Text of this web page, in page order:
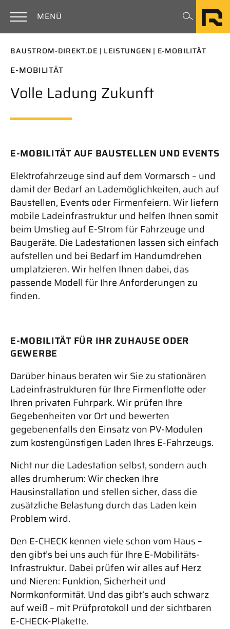
MENÜ
BAUSTROM-DIREKT.DE LEISTUNGEN E-MOBILITÄT
E-MOBILITÄT
Volle Ladung Zukunft
E-MOBILITÄT AUF BAUSTELLEN UND EVENTS
Elektrofahrzeuge sind auf dem Vormarsch – und
damit der Bedarf an Lademöglichkeiten, auch auf
Baustellen, Events oder Firmenfeiern. Wir liefern
mobile Ladeinfrastruktur und helfen Ihnen somit
beim Umstieg auf E-Strom für Fahrzeuge und
Baugeräte. Die Ladestationen lassen sich einfach
aufstellen und bei Bedarf im Handumdrehen
umplatzieren. Wir helfen Ihnen dabei, das
passende Modell für Ihre Anforderungen zu
finden.
E-MOBILITÄT FÜR IHR ZUHAUSE ODER
GEWERBE
Darüber hinaus beraten wir Sie zu stationären
Ladeinfrastrukturen für Ihre Firmenflotte oder
Ihren privaten Fuhrpark. Wir prüfen Ihre
Gegebenheiten vor Ort und bewerten
gegebenenfalls den Einsatz von PV-Modulen
zum kostengünstigen Laden Ihres E-Fahrzeugs.
Nicht nur die Ladestation selbst, sondern auch
alles drumherum: Wir checken Ihre
Hausinstallation und stellen sicher, dass die
zusätzliche Belastung durch das Laden kein
Problem wird.
Den E-CHECK kennen viele schon vom Haus –
den gibt’s bei uns auch für Ihre E-Mobilitäts-
Infrastruktur. Dabei prüfen wir alles auf Herz
und Nieren: Funktion, Sicherheit und
Normkonformität. Und das gibt’s auch schwarz
auf weiß – mit Prüfprotokoll und der sichtbaren
E-CHECK-Plakette.